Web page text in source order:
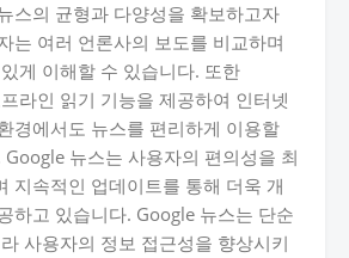
스의 균형과 다양성을 확보하고자
는 여러 언론사의 보도를 비교하며
게 이해할 수 있습니다. 또한
라인 읽기 기능을 제공하여 인터넷
경에서도 뉴스를 편리하게 이용할
뉴스는 사용자의 편의성을 최
지속적인 업데이트를 통해 더욱 개
하고 있습니다. Google 뉴스는 단순
사용자의 정보 접근성을 향상시키